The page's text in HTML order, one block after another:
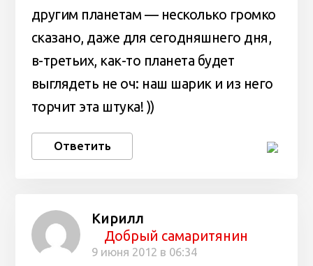
другим планетам — несколько громко
сказано, даже для сегодняшнего дня,
в-третьих, как-то планета будет
выглядеть не оч: наш шарик и из него
торчит эта штука! ))
Ответить
Кирилл
Добрый самаритянин
9 июня 2012 в 06:34